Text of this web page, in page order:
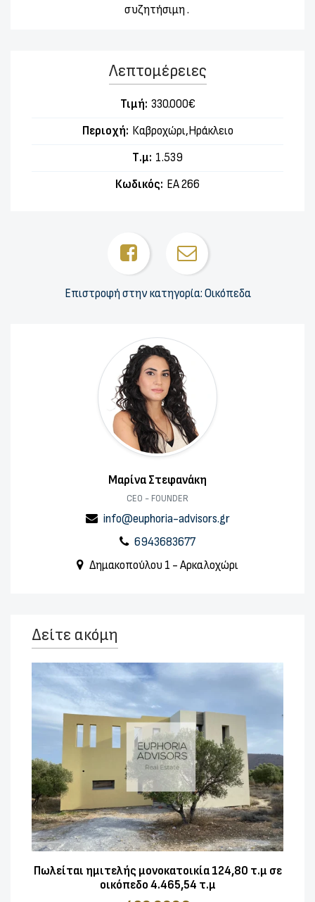
συζητήσιμη .
Λεπτομέρειες
Τιμή: 330.000€
Περιοχή: Καβροχώρι,Ηράκλειο
Τ.μ: 1.539
Κωδικός: ΕΑ 266
Επιστροφή στην κατηγορία: Οικόπεδα
Μαρίνα Στεφανάκη
CEO - FOUNDER
info@euphoria-advisors.gr
6943683677
Δημακοπούλου 1 - Αρκαλοχώρι
Δείτε ακόμη
Πωλείται ημιτελής μονοκατοικία 124,80 τ.μ σε
οικόπεδο 4.465,54 τ.μ